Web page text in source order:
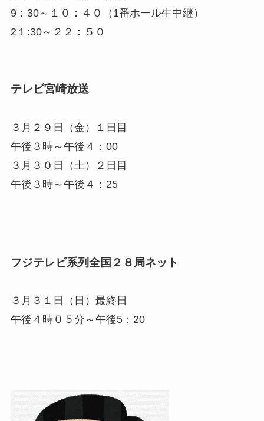
9：30～１０：４０（1番ホール生中継）
2１:30～２２：５０
テレビ宮崎放送
３月２９日（金）１日目
午後３時～午後４：00
３月３０日（土）２日目
午後３時～午後４：25
フジテレビ系列全国２８局ネット
３月３１日（日）最終日
午後４時０５分～午後5：20